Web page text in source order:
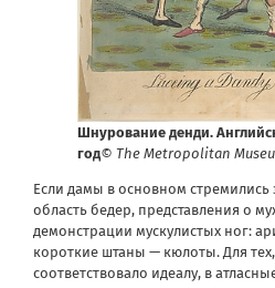
Шнурование денди.
год© The Metropolitan
Если дамы в основном
область бедер, представления о
демонстрации мускулистых ног:
короткие штаны — кюлоты. Для
соответствовало идеалу, в